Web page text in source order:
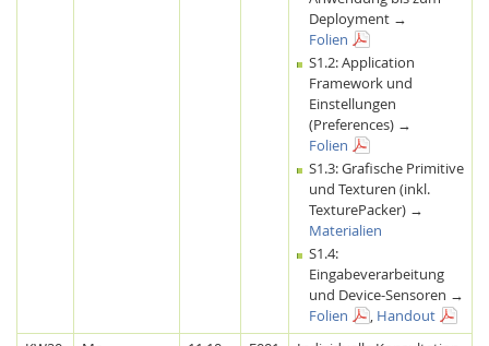
Feeds
Deployment →
Folien
S1.2: Application
Framework und
Einstellungen
(Preferences) →
Folien
S1.3: Grafische Primitive
und Texturen (inkl.
TexturePacker) →
Materialien
S1.4:
Eingabeverarbeitung
und Device-Sensoren →
Folien
, Handout